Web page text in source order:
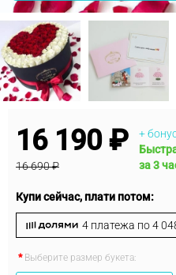
16 190 ₽
16 690 ₽
+
за 3
Купи сейчас, плати потом:
4 платежа по4
Выберите размер букета: